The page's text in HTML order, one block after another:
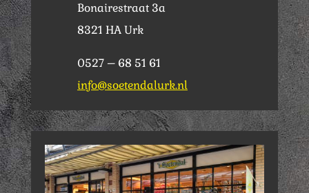
Bonairestraat 3a
8321 HA Urk
0527 – 68 51 61
info@soetendalurk.nl